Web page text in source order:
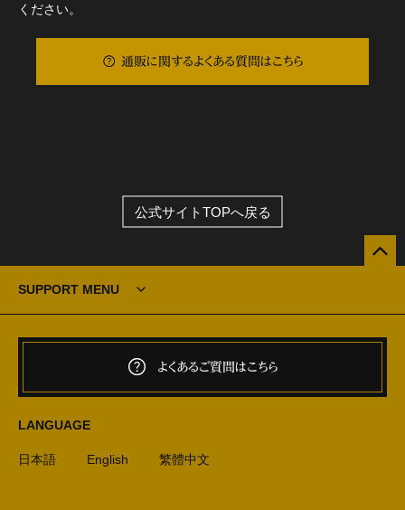
ください。
通販に関するよくある質問はこちら
公式サイトTOPへ戻る
SUPPORT MENU
よくあるご質問はこちら
LANGUAGE
日本語 English 繁體中文